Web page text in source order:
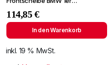
E81/E82/E87/E88 04-
+Spiegelhalter
114,85€
In den Warenkorb
inkl. 19 % MwSt.